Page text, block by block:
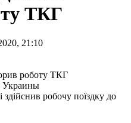
ТКГ
21:10
Украины
робочу поїздку до